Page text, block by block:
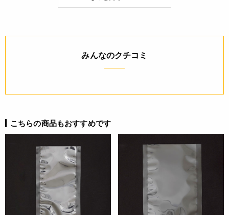
詳細
◆材質：OP20/DL/CP30みんなのクチコミ
こちらの商品もおすすめです